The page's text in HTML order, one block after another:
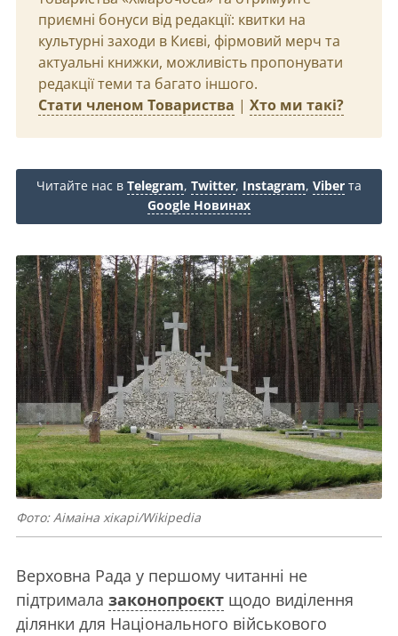
приємні бонуси від редакції: квитки на
культурні заходи в Києві, фірмовий мерч та
актуальні книжки, можливість пропонувати
редакції теми та багато іншого.
Стати членом Товариства | Хто ми такі?
Читайте нас в Telegram, Twitter, Instagram, Viber та
Google Новинах
Фото: Аімаіна хікарі/Wikipedia
Верховна Рада у першому читанні не
підтримала законопроєкт щодо виділення
ділянки для Національного військового